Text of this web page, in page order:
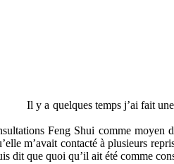
Il y a quelques temps j’ai fait
Feng Shui comme moyen
m’avait contacté à plusieurs
dit que quoi qu’il ait été comme